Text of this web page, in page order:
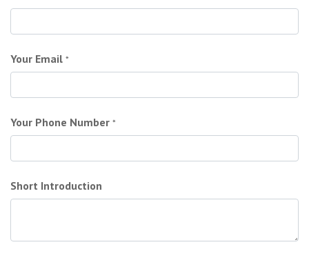
Your Email *
Your Phone Number *
Short Introduction